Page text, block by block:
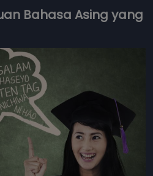
Bahasa Asing yang